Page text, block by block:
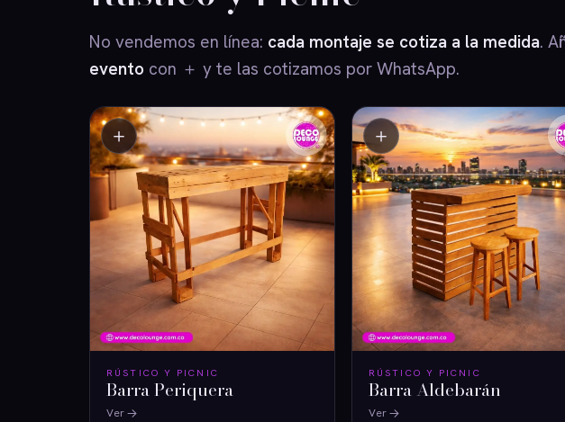
No vendemos en línea: cada montaje se cotiza a la medida.
evento con ＋ y te las cotizamos por WhatsApp.
RÚSTICO Y PICNIC
Barra Periquera
Ver
＋
RÚSTICO Y PICNIC
Barra Aldebarán
Ver
＋